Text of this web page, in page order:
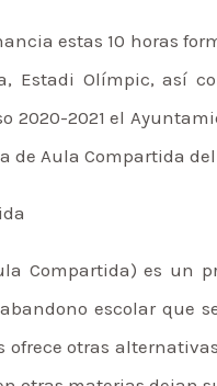
estas 10 horas
Estadi Olímpic, así
2020-2021 el
de Aula Compartida del
Compartida) es un
escolar que
ofrece otras